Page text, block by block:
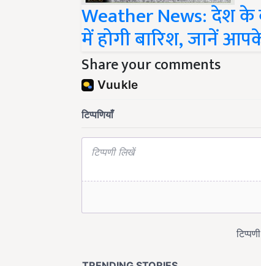
में होगी बारिश, जानें
Share your comments